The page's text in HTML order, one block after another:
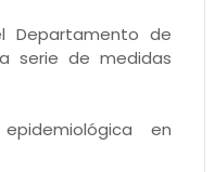
Departamento de
serie de medidas
en